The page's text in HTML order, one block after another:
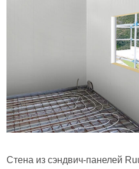
Стена из сэндвич-панелей